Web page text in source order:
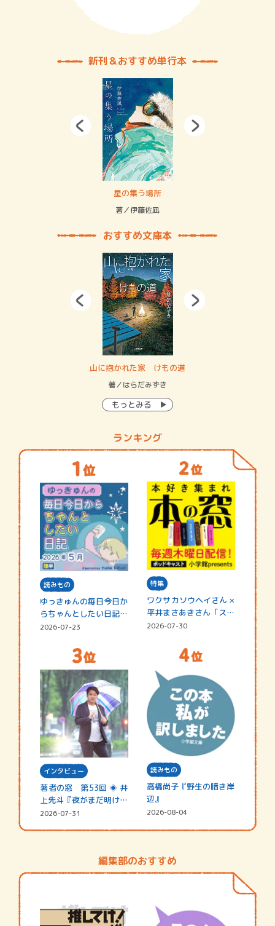
新刊＆おすすめ単行本
星の集う場所
著／伊藤佐凪
おすすめ文庫本
山に抱かれた家 けもの道
著／はらだみずき
もっとみる
ランキング
読みもの
ゆっきゅんの毎日今日か
らちゃんとしたい日記
☆202…
2026-07-23
特集
ワクサカソウヘイさん ×
平井まさあきさん「スペ
シャ…
2026-07-30
インタビュー
著者の窓 第53回 ◈ 井
上先斗『夜がまだ明けな
い』
2026-07-31
読みもの
高橋尚子『野生の暗き岸
辺』
2026-08-04
編集部のおすすめ